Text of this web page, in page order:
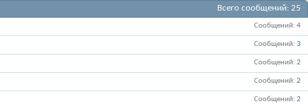
Всего сообщений 25
Сообщений 4
Сообщений 3
Сообщений 2
Сообщений 2
Сообщений 2